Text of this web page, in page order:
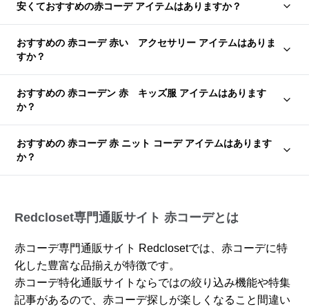
安くておすすめの赤コーデ アイテムはありますか？
おすすめの 赤コーデ 赤い アクセサリー アイテムはありま
すか？
おすすめの 赤コーデン 赤 キッズ服 アイテムはあります
か？
おすすめの 赤コーデ 赤 ニット コーデ アイテムはあります
か？
Redcloset専門通販サイト 赤コーデとは
赤コーデ専門通販サイト Redclosetでは、赤コーデに特
化した豊富な品揃えが特徴です。
赤コーデ特化通販サイトならではの絞り込み機能や特集
記事があるので、赤コーデ探しが楽しくなること間違い